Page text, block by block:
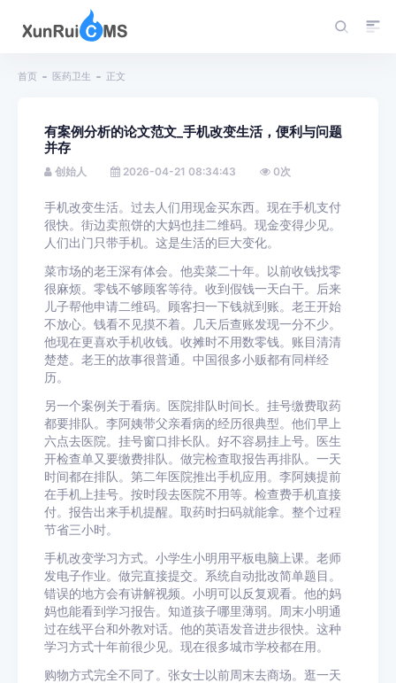
首页 医药卫生 正文
有案例分析的论文范文_手机改变生活，便利与问题
并存
创始人 2026-04-21 08:34:43 0次
手机改变生活。过去人们用现金买东西。现在手机支付
很快。街边卖煎饼的大妈也挂二维码。现金变得少见。
人们出门只带手机。这是生活的巨大变化。
菜市场的老王深有体会。他卖菜二十年。以前收钱找零
很麻烦。零钱不够顾客等待。收到假钱一天白干。后来
儿子帮他申请二维码。顾客扫一下钱就到账。老王开始
不放心。钱看不见摸不着。几天后查账发现一分不少。
他现在更喜欢手机收钱。收摊时不用数零钱。账目清清
楚楚。老王的故事很普通。中国很多小贩都有同样经
历。
另一个案例关于看病。医院排队时间长。挂号缴费取药
都要排队。李阿姨带父亲看病的经历很典型。他们早上
六点去医院。挂号窗口排长队。好不容易挂上号。医生
开检查单又要缴费排队。做完检查取报告再排队。一天
时间都在排队。第二年医院推出手机应用。李阿姨提前
在手机上挂号。按时段去医院不用等。检查费手机直接
付。报告出来手机提醒。取药时扫码就能拿。整个过程
节省三小时。
手机改变学习方式。小学生小明用平板电脑上课。老师
发电子作业。做完直接提交。系统自动批改简单题目。
错误的地方会有讲解视频。小明可以反复观看。他的妈
妈也能看到学习报告。知道孩子哪里薄弱。周末小明通
过在线平台和外教对话。他的英语发音进步很快。这种
学习方式十年前很少见。现在很多城市学校都在用。
购物方式完全不同了。张女士以前周末去商场。逛一天